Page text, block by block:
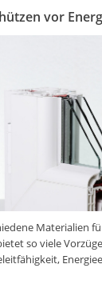
vor
Materialien
so viele